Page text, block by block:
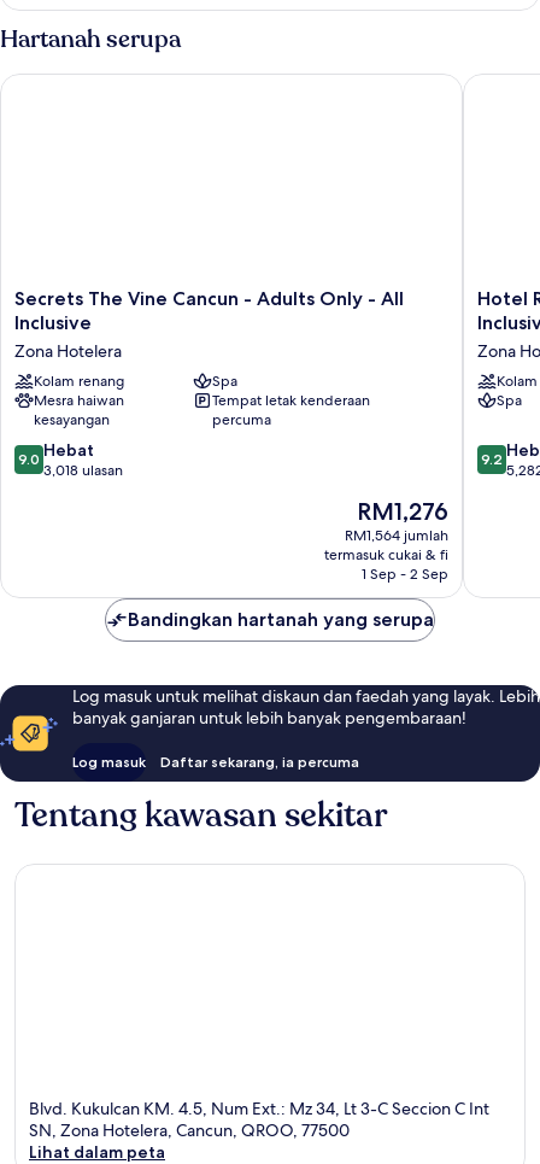
Master)
Raja
Oceanfront
Hartanah serupa
Secrets
The
Cancun
-
Adults
Only
-
All
Secrets The Vine Cancun - Adults Only - All
Inclusive
Zona Hotelera
Kolam renang
Spa
Mesra haiwan
kesayangan
Tempat letak kenderaan
percuma
9.0
daripada
9.0 Hebat
3,018 ulasan
Harga
ialah
RM1,276
RM1,276
RM1,564 jumlah
termasuk cukai & fi
1 Sep - 2 Sep
Secrets The Vine Cancun - Adults Only - All Inclusive
Hotel
Riu
-
Adults
-
All
Hotel
Zona
Spa
9.2
9.2
Hotel
Bandingkan hartanah yang serupa
Log masuk untuk melihat diskaun dan faedah yang layak. Lebih
banyak ganjaran untuk lebih banyak pengembaraan!
Log masuk Daftar sekarang, ia percuma
Tentang kawasan sekitar
Blvd. Kukulcan KM. 4.5, Num Ext.: Mz 34, Lt 3-C Seccion C Int
SN, Zona Hotelera, Cancun, QROO, 77500
Lihat dalam peta